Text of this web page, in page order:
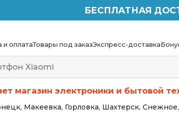
БЕСПЛАТНАЯ
и оплатаТовары под заказЭкспресс-доставка
магазин электроники и бытовой
Макеевка, Горловка, Шахтерск, Снежное,